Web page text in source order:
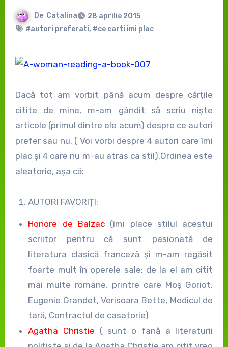
De Catalina
28 aprilie 2015
#autori preferati, #ce carti imi plac
Dacă tot am vorbit până acum despre cărțile
citite de mine, m-am gândit să scriu niște
articole (primul dintre ele acum) despre ce autori
prefer sau nu. ( Voi vorbi despre 4 autori care îmi
plac și 4 care nu m-au atras ca stil).Ordinea este
aleatorie, așa că:
AUTORI FAVORIȚI:
Honore de Balzac(îmi place stilul acestui
scriitor pentru că sunt pasionată de
literatura clasică franceză și m-am regăsit
foarte mult în operele sale; de la el am citit
mai multe romane, printre care Moș Goriot,
Eugenie Grandet, Verisoara Bette, Medicul de
tară, Contractul de casatorie)
Agatha Christie ( sunt o fană a literaturii